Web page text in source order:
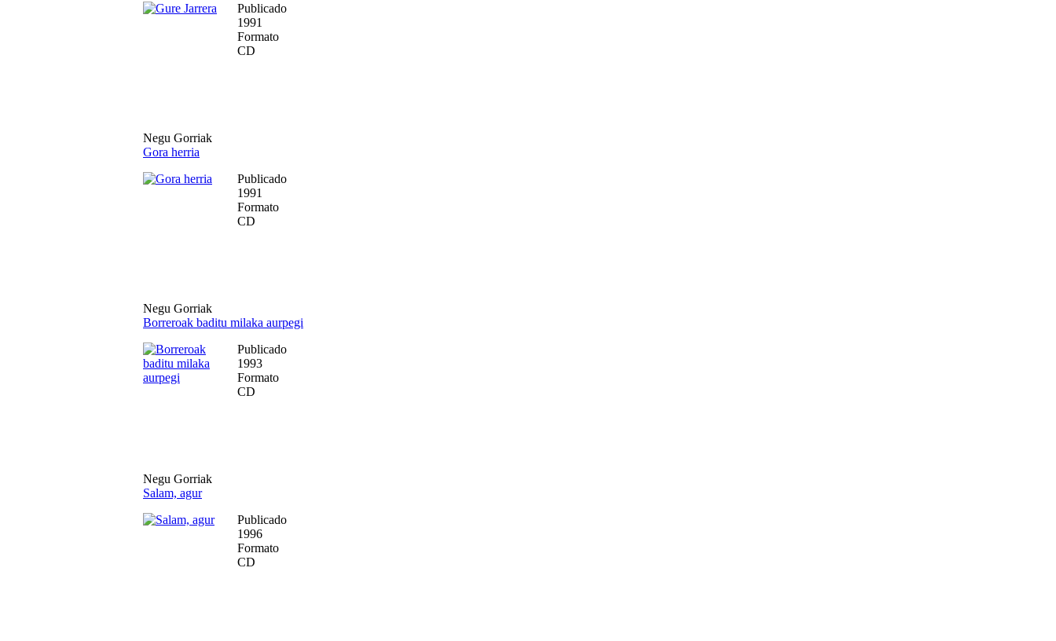
Publicado
1991
Formato
CD
Negu Gorriak
Gora herria
Publicado
1991
Formato
CD
Negu Gorriak
Borreroak baditu milaka aurpegi
Publicado
1993
Formato
CD
Negu Gorriak
Salam, agur
Publicado
1996
Formato
CD